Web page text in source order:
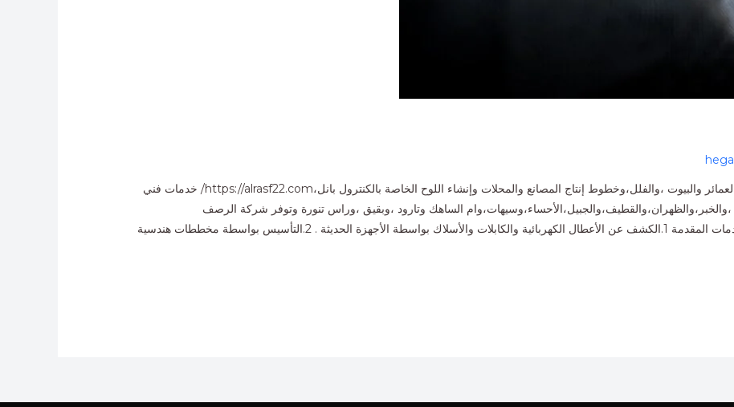
فني كهربائي خبرة 20 عاما في مجال تأسيس العمائر والبيوت ،والفلل،وخطوط إنتاج المصانع والمحلات وإنشاء اللوح الخاصة بالكنترول بانل،https://alrasf22.com/ خدمات فني
،والخبر،والظهران،والقطيف،والجبيل،الأحساء،وسيهات،وام الساهك وتارود ،وبقيق ،وراس تنورة وتوفر شركة الرصف
الآمنhttps://alrasvalamen.com/ ومن الخدمات المقدمة 1.الكشف عن الأعطال الكهربائية والكابلات والأسلاك بواسطة الأجهزة الحديثة . 2.التأسيس بواسطة مخططات هندسية